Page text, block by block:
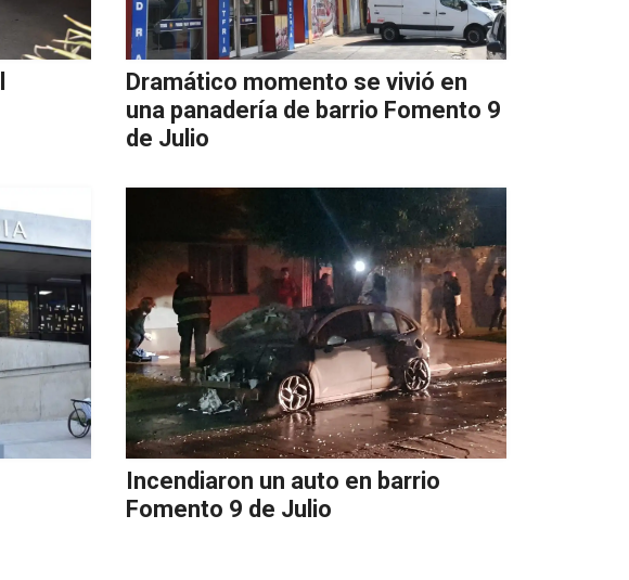
Dramático momento se vivió en
una panadería de barrio Fomento 9
de Julio
Incendiaron un auto en barrio
Fomento 9 de Julio